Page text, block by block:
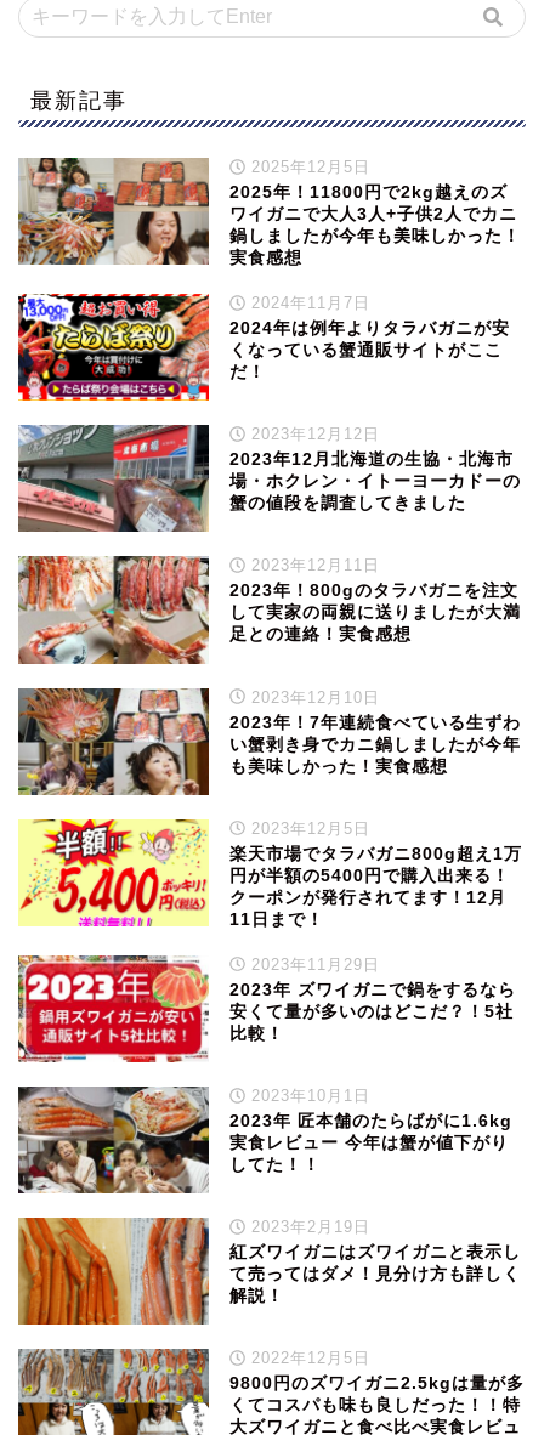
最新記事
2025年12月5日
2025年！11800円で2kg越えのズ
ワイガニで大人3人+子供2人でカニ
鍋しましたが今年も美味しかった！
実食感想
2024年11月7日
2024年は例年よりタラバガニが安
くなっている蟹通販サイトがここ
だ！
2023年12月12日
2023年12月北海道の生協・北海市
場・ホクレン・イトーヨーカドーの
蟹の値段を調査してきました
2023年12月11日
2023年！800gのタラバガニを注文
して実家の両親に送りましたが大満
足との連絡！実食感想
2023年12月10日
2023年！7年連続食べている生ずわ
い蟹剥き身でカニ鍋しましたが今年
も美味しかった！実食感想
2023年12月5日
楽天市場でタラバガニ800g超え1万
円が半額の5400円で購入出来る！
クーポンが発行されてます！12月
11日まで！
2023年11月29日
2023年 ズワイガニで鍋をするなら
安くて量が多いのはどこだ？！5社
比較！
2023年10月1日
2023年 匠本舗のたらばがに1.6kg
実食レビュー 今年は蟹が値下がり
してた！！
2023年2月19日
紅ズワイガニはズワイガニと表示し
て売ってはダメ！見分け方も詳しく
解説！
2022年12月5日
9800円のズワイガニ2.5kgは量が多
くてコスパも味も良しだった！！特
大ズワイガニと食べ比べ実食レビュ